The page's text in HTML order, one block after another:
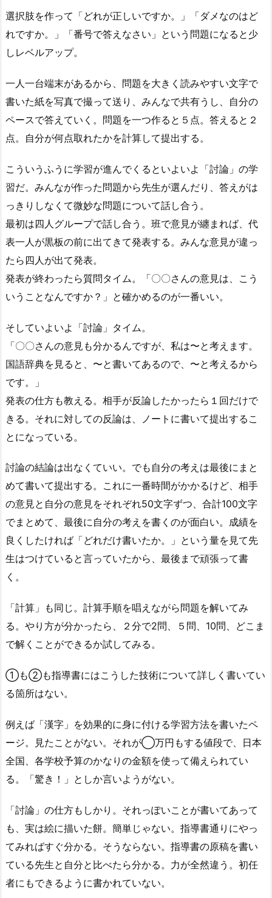
選択肢を作って「どれが正しいですか。」「ダメなのはど
れですか。」「番号で答えなさい」という問題になると少
しレベルアップ。
一人一台端末があるから、問題を大きく読みやすい文字で
書いた紙を写真で撮って送り、みんなで共有うし、自分の
ペースで答えていく。問題を一つ作ると５点。答えると２
点。自分が何点取れたかを計算して提出する。
こういうふうに学習が進んでくるといよいよ「討論」の学
習だ。みんなが作った問題から先生が選んだり、答えがは
っきりしなくて微妙な問題について話し合う。
最初は四人グループで話し合う。班で意見が纏まれば、代
表一人が黒板の前に出てきて発表する。みんな意見が違っ
たら四人が出て発表。
発表が終わったら質問タイム。「〇〇さんの意見は、こう
いうことなんですか？」と確かめるのが一番いい。
そしていよいよ「討論」タイム。
「〇〇さんの意見も分かるんですが、私は〜と考えます。
国語辞典を見ると、〜と書いてあるので、〜と考えるから
です。」
発表の仕方も教える。相手が反論したかったら１回だけで
きる。それに対しての反論は、ノートに書いて提出するこ
とになっている。
討論の結論は出なくていい。でも自分の考えは最後にまと
めて書いて提出する。これに一番時間がかかるけど、相手
の意見と自分の意見をそれぞれ50文字ずつ、合計100文字
でまとめて、最後に自分の考えを書くのが面白い。成績を
良くしたければ「どれだけ書いたか。」という量を見て先
生はつけていると言っていたから、最後まで頑張って書
く。
「計算」も同じ。計算手順を唱えながら問題を解いてみ
る。やり方が分かったら、２分で2問、５問、10問、どこま
で解くことができるか試してみる。
①も②も指導書にはこうした技術について詳しく書いてい
る箇所はない。
例えば「漢字」を効果的に身に付ける学習方法を書いたペ
ージ。見たことがない。それが◯万円もする値段で、日本
全国、各学校予算のかなりの金額を使って備えられてい
る。「驚き！」としか言いようがない。
「討論」の仕方もしかり。それっぽいことが書いてあって
も、実は絵に描いた餅。簡単じゃない。指導書通りにやっ
てみればすぐ分かる。そうならない。指導書の原稿を書い
ている先生と自分と比べたら分かる。力が全然違う。初任
者にもできるように書かれていない。